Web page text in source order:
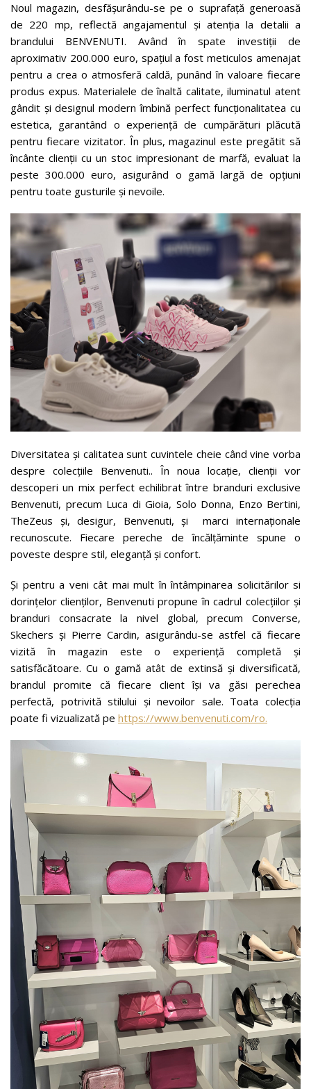
Noul magazin, desfășurându-se pe o suprafață generoasă
de 220 mp, reflectă angajamentul și atenția la detalii a
brandului BENVENUTI. Având în spate investiții de
aproximativ 200.000 euro, spațiul a fost meticulos amenajat
pentru a crea o atmosferă caldă, punând în valoare fiecare
produs expus. Materialele de înaltă calitate, iluminatul atent
gândit și designul modern îmbină perfect funcționalitatea cu
estetica, garantând o experiență de cumpărături plăcută
pentru fiecare vizitator. În plus, magazinul este pregătit să
încânte clienții cu un stoc impresionant de marfă, evaluat la
peste 300.000 euro, asigurând o gamă largă de opțiuni
pentru toate gusturile și nevoile.
Diversitatea și calitatea sunt cuvintele cheie când vine vorba
despre colecțiile Benvenuti.. În noua locație, clienții vor
descoperi un mix perfect echilibrat între branduri exclusive
Benvenuti, precum Luca di Gioia, Solo Donna, Enzo Bertini,
TheZeus și, desigur, Benvenuti, și marci internaționale
recunoscute. Fiecare pereche de încălțăminte spune o
poveste despre stil, eleganță și confort.
Și pentru a veni cât mai mult în întâmpinarea solicitărilor si
dorințelor clienților, Benvenuti propune în cadrul colecțiilor și
branduri consacrate la nivel global, precum Converse,
Skechers și Pierre Cardin, asigurându-se astfel că fiecare
vizită în magazin este o experiență completă și
satisfăcătoare. Cu o gamă atât de extinsă și diversificată,
brandul promite că fiecare client își va găsi perechea
perfectă, potrivită stilului și nevoilor sale. Toata colecția
poate fi vizualizată pe https://www.benvenuti.com/ro.